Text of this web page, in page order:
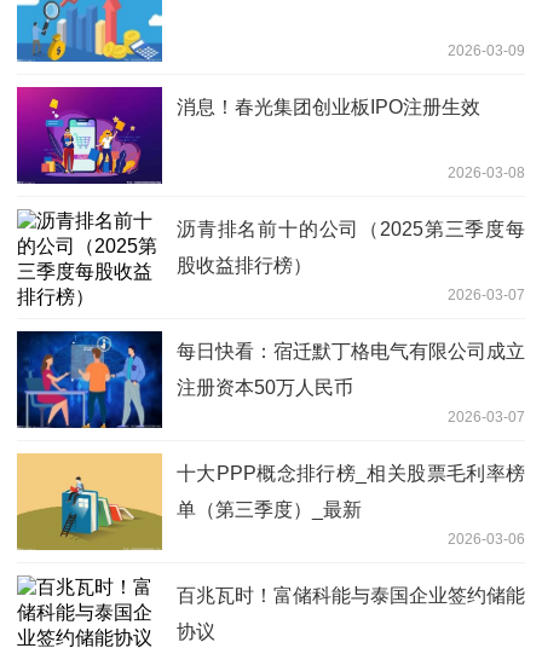
2026-03-09
消息！春光集团创业板IPO注册生效
2026-03-08
沥青排名前十的公司（2025第三季度每
股收益排行榜）
2026-03-07
每日快看：宿迁默丁格电气有限公司成立
注册资本50万人民币
2026-03-07
十大PPP概念排行榜_相关股票毛利率榜
单（第三季度）_最新
2026-03-06
百兆瓦时！富储科能与泰国企业签约储能
协议